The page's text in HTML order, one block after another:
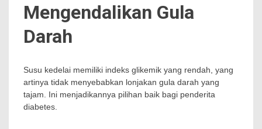
Mengendalikan Gula
Darah
Susu kedelai memiliki indeks glikemik yang rendah, yang
artinya tidak menyebabkan lonjakan gula darah yang
tajam. Ini menjadikannya pilihan baik bagi penderita
diabetes.